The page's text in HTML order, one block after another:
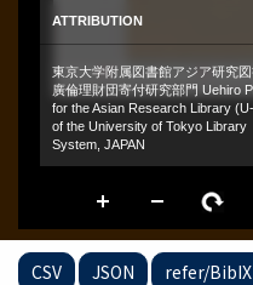
CSV JSON refer/BibIX